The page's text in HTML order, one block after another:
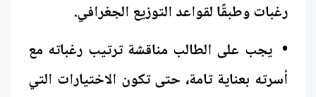
رغبات وطبقًا لقواعد التوزيع الجغرافي.
• يجب على الطالب مناقشة ترتيب رغباته مع
أسرته بعناية تامة، حتى تكون الاختيارات التي